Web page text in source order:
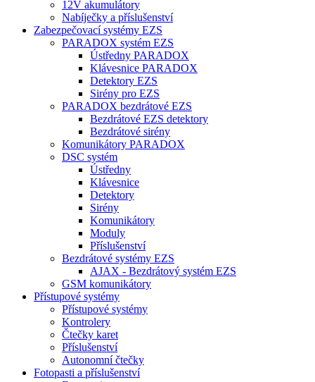
12V akumulátory
Nabíječky a příslušenství
Zabezpečovací systémy EZS
PARADOX systém EZS
Ústředny PARADOX
Klávesnice PARADOX
Detektory EZS
Sirény pro EZS
PARADOX bezdrátové EZS
Bezdrátové EZS detektory
Bezdrátové sirény
Komunikátory PARADOX
DSC systém
Ústředny
Klávesnice
Detektory
Sirény
Komunikátory
Moduly
Příslušenství
Bezdrátové systémy EZS
AJAX - Bezdrátový systém EZS
GSM komunikátory
Přístupové systémy
Přístupové systémy
Kontrolery
Čtečky karet
Příslušenství
Autonomní čtečky
Fotopasti a příslušenství